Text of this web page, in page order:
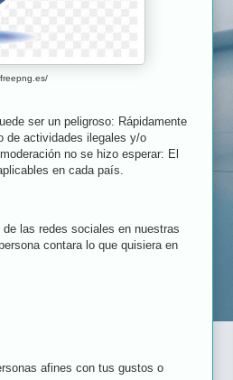
ser un peligroso: Rápidamente
de actividades ilegales y/o
no se hizo esperar: El
en cada país.
las redes sociales en nuestras
contara lo que quisiera en
afines con tus gustos o